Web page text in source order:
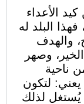
الأعداء
البلد له
والهدف
وصهر
ناحية
يعني: لتكون
يُستغل لذلك